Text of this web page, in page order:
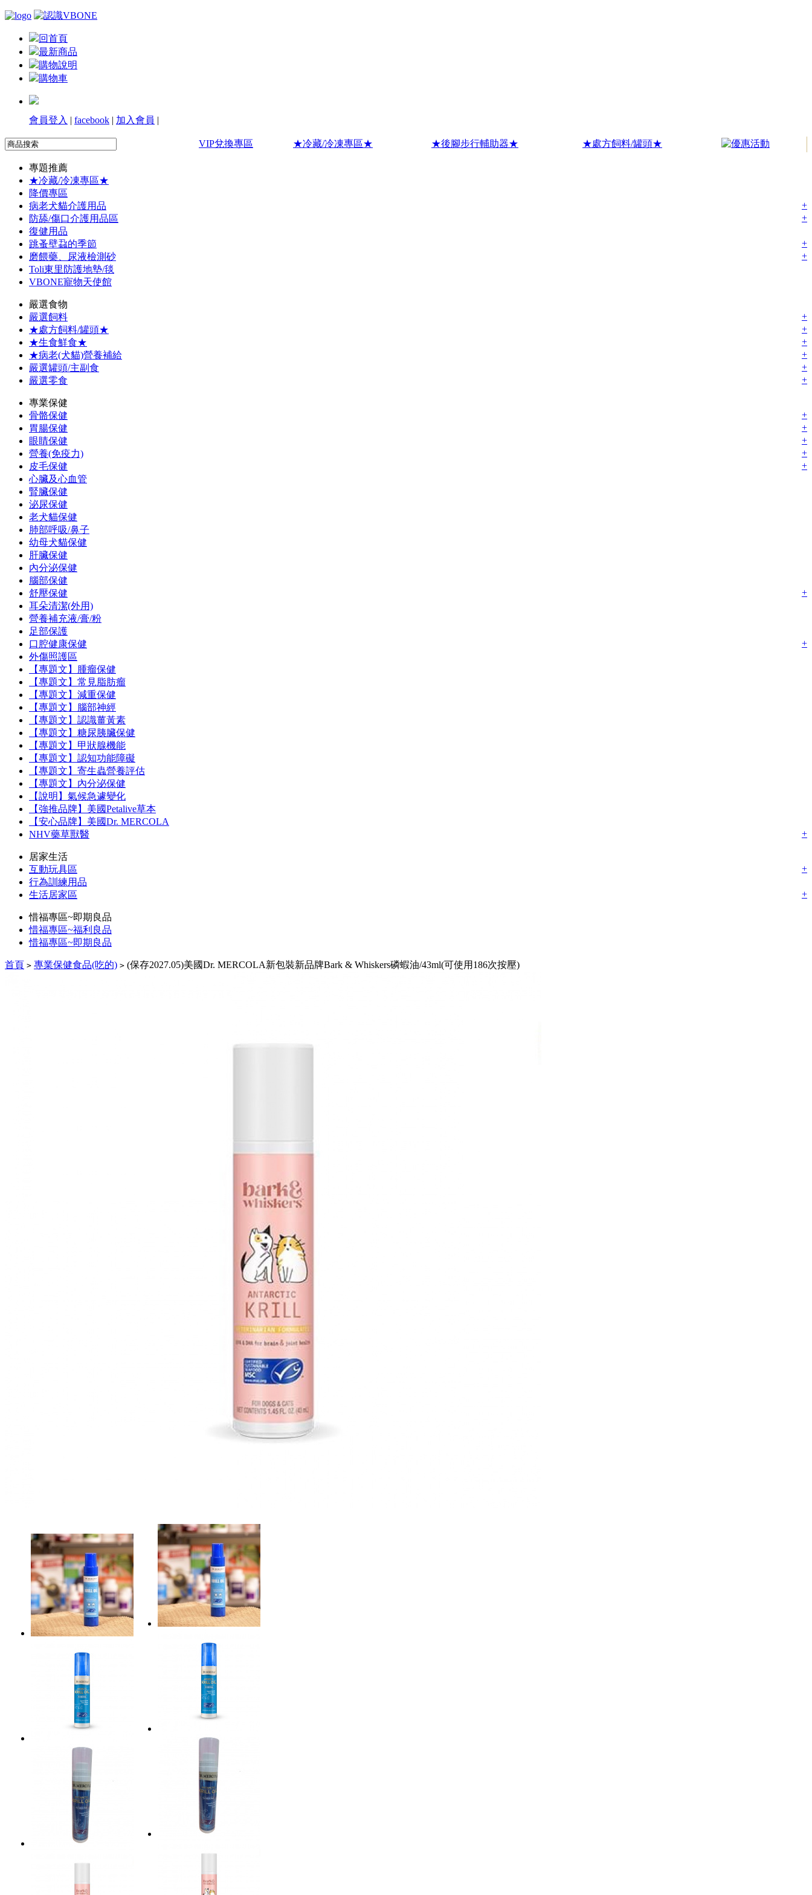
回首頁
最新商品
購物說明
購物車
會員登入 | facebook | 加入會員 |
VIP兌換專區 ★冷藏/冷凍專區★ ★後腳步行輔助器★ ★處方飼料/罐頭★
專題推薦
★冷藏/冷凍專區★
降價專區
+
病老犬貓介護用品
+
防舔/傷口介護用品區
復健用品
+
跳蚤壁蝨的季節
+
磨餵藥、尿液檢測砂
Toli東里防護地墊/毯
VBONE寵物天使館
嚴選食物
+
嚴選飼料
+
★處方飼料/罐頭★
+
★生食鮮食★
+
★病老(犬貓)營養補給
+
嚴選罐頭/主副食
+
嚴選零食
專業保健
+
骨骼保健
+
胃腸保健
+
眼睛保健
+
營養(免疫力)
+
皮毛保健
心臟及心血管
腎臟保健
泌尿保健
老犬貓保健
肺部呼吸/鼻子
幼母犬貓保健
肝臟保健
內分泌保健
腦部保健
+
舒壓保健
耳朵清潔(外用)
營養補充液/膏/粉
足部保護
+
口腔健康保健
外傷照護區
【專題文】腫瘤保健
【專題文】常見脂肪瘤
【專題文】減重保健
【專題文】腦部神經
【專題文】認識薑黃素
【專題文】糖尿胰臟保健
【專題文】甲狀腺機能
【專題文】認知功能障礙
【專題文】寄生蟲營養評估
【專題文】內分泌保健
【說明】氣候急遽變化
【強推品牌】美國Petalive草本
【安心品牌】美國Dr. MERCOLA
+
NHV藥草獸醫
居家生活
+
互動玩具區
行為訓練用品
+
生活居家區
惜福專區~即期良品
惜福專區~福利良品
惜福專區~即期良品
首頁 > 專業保健食品(吃的) > (保存2027.05)美國Dr. MERCOLA新包裝新品牌Bark & Whiskers磷蝦油/43ml(可使用186次按壓)